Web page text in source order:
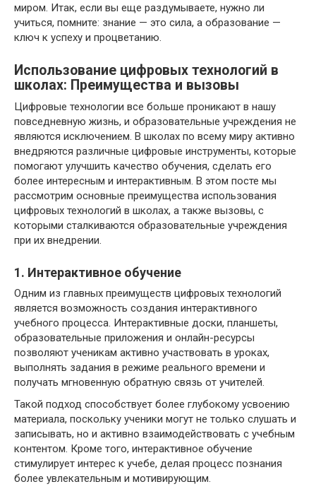
миром. Итак, если вы еще раздумываете, нужно ли
учиться, помните: знание — это сила, а образование —
ключ к успеху и процветанию.
Использование цифровых технологий в
школах: Преимущества и вызовы
Цифровые технологии все больше проникают в нашу
повседневную жизнь, и образовательные учреждения не
являются исключением. В школах по всему миру активно
внедряются различные цифровые инструменты, которые
помогают улучшить качество обучения, сделать его
более интересным и интерактивным. В этом посте мы
рассмотрим основные преимущества использования
цифровых технологий в школах, а также вызовы, с
которыми сталкиваются образовательные учреждения
при их внедрении.
1. Интерактивное обучение
Одним из главных преимуществ цифровых технологий
является возможность создания интерактивного
учебного процесса. Интерактивные доски, планшеты,
образовательные приложения и онлайн-ресурсы
позволяют ученикам активно участвовать в уроках,
выполнять задания в режиме реального времени и
получать мгновенную обратную связь от учителей.
Такой подход способствует более глубокому усвоению
материала, поскольку ученики могут не только слушать и
записывать, но и активно взаимодействовать с учебным
контентом. Кроме того, интерактивное обучение
стимулирует интерес к учебе, делая процесс познания
более увлекательным и мотивирующим.